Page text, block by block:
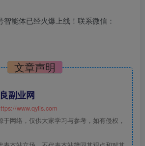
能体已经火爆上线！联系微信：
文章声明
副业网
www.qyiis.com
网络，仅供大家学习与参考，如有侵权，